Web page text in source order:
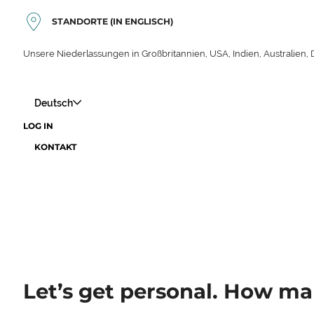
STANDORTE (IN ENGLISCH)
Unsere Niederlassungen in Großbritannien, USA, Indien, Australien,
Deutsch
LOG IN
KONTAKT
Let’s get personal. How